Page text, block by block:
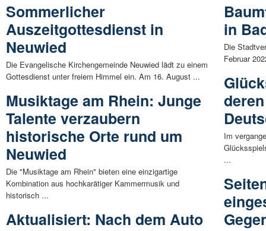
Sommerlicher
Auszeitgottesdienst in
Neuwied
Die Evangelische Kirchengemeinde Neuwied lädt zu einem
Gottesdienst unter freiem Himmel ein. Am 16. August ...
Musiktage am Rhein: Junge
Talente verzaubern
historische Orte rund um
Neuwied
Die "Musiktage am Rhein" bieten eine einzigartige
Kombination aus hochkarätiger Kammermusik und
historisch ...
Aktualisiert: Nach dem Auto
in
Die
Februar
Im
...